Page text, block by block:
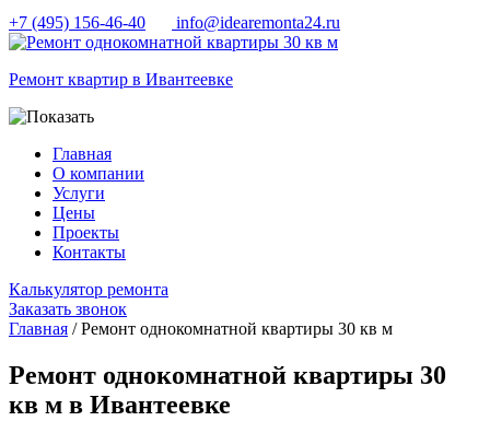
+7 (495) 156-46-40 info@idearemonta24.ru
Ремонт квартир в Ивантеевке
Главная
О компании
Услуги
Цены
Проекты
Контакты
Калькулятор ремонта
Заказать звонок
Главная / Ремонт однокомнатной квартиры 30 кв м
Ремонт однокомнатной квартиры 30
кв м в Ивантеевке